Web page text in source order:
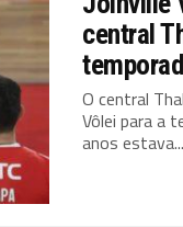
central
O central
Vôlei para a
anos estava...